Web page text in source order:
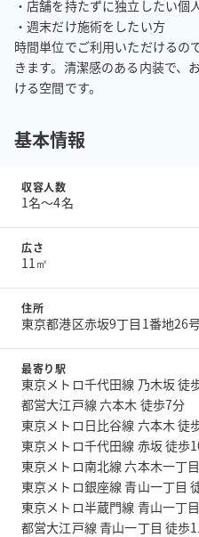
・店舗を持たずに独立したい個
・週末だけ施術をしたい方
時間単位でご利用いただけるの
きます。清潔感のある内装で、
ける空間です。
基本情報
収容人数
1名〜4名
広さ
11㎡
住所
東京都港区赤坂9丁目1番地26
最寄り駅
東京メトロ千代田線 乃木坂 徒
都営大江戸線 六本木 徒歩7分
東京メトロ日比谷線 六本木 徒
東京メトロ千代田線 赤坂 徒歩
東京メトロ南北線 六本木一丁
東京メトロ銀座線 青山一丁目
東京メトロ半蔵門線 青山一丁
都営大江戸線 青山一丁目 徒歩